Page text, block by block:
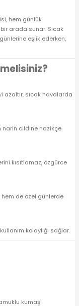
hem günlük
arada sunar. Sıcak
eşlik ederken,
azaltır, sıcak havalarda
narin cildine nazikçe
kısıtlamaz, özgürce
hem de özel günlerde
kolaylığı sağlar.
kumaş